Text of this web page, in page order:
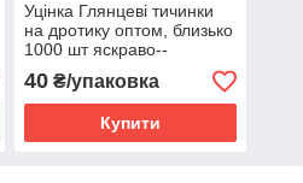
Уцінка Глянцеві тичинки
на дротику оптом, близько
1000 шт яскраво--
рожевого кольору оптом
40₴/упаковка
Купити